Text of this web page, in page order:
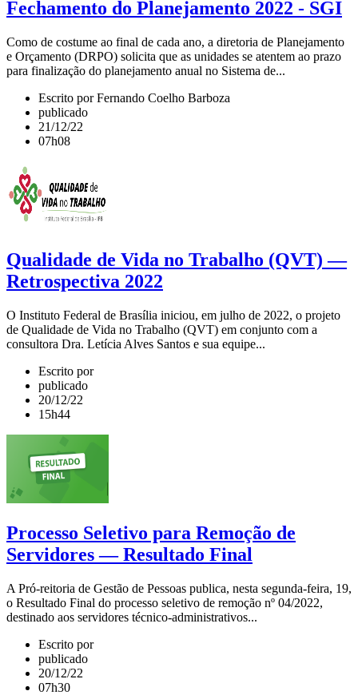
Fechamento do Planejamento 2022 - SGI
Como de costume ao final de cada ano, a diretoria de Planejamento
e Orçamento (DRPO) solicita que as unidades se atentem ao prazo
para finalização do planejamento anual no Sistema de...
Escrito por Fernando Coelho Barboza
publicado
21/12/22
07h08
Qualidade de Vida no Trabalho (QVT) —
Retrospectiva 2022
O Instituto Federal de Brasília iniciou, em julho de 2022, o projeto
de Qualidade de Vida no Trabalho (QVT) em conjunto com a
consultora Dra. Letícia Alves Santos e sua equipe...
Escrito por
publicado
20/12/22
15h44
Processo Seletivo para Remoção de
Servidores — Resultado Final
A Pró-reitoria de Gestão de Pessoas publica, nesta segunda-feira, 19,
o Resultado Final do processo seletivo de remoção nº 04/2022,
destinado aos servidores técnico-administrativos...
Escrito por
publicado
20/12/22
07h30